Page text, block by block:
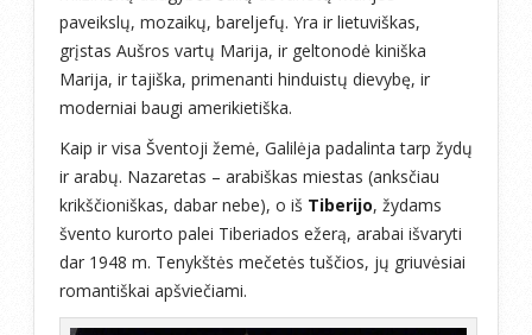
paveikslų, mozaikų, bareljefų. Yra ir lietuviškas,
grįstas Aušros vartų Marija, ir geltonodė kiniška
Marija, ir tajiška, primenanti hinduistų dievybę, ir
moderniai baugi amerikietiška.
Kaip ir visa Šventoji žemė, Galilėja padalinta tarp žydų
ir arabų. Nazaretas – arabiškas miestas (anksčiau
krikščioniškas, dabar nebe), o iš Tiberijo, žydams
švento kurorto palei Tiberiados ežerą, arabai išvaryti
dar 1948 m. Tenykštės mečetės tuščios, jų griuvėsiai
romantiškai apšviečiami.